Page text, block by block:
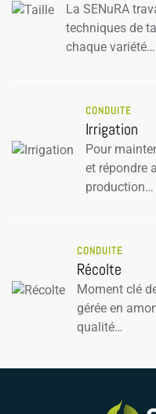
La SENuRA
techniques de
chaque variété…
CONDUITE
Irrigation
Pour
et répondre
production…
CONDUITE
Récolte
Moment clé
gérée en
qualité…